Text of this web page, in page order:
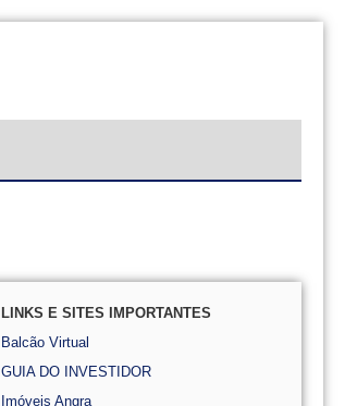
LINKS E SITES IMPORTANTES
Balcão Virtual
GUIA DO INVESTIDOR
Imóveis Angra